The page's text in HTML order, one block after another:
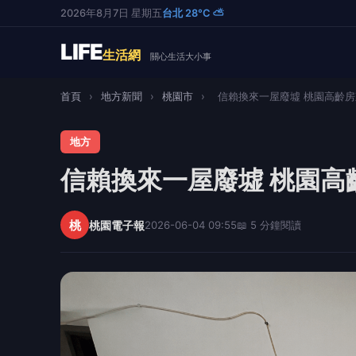
2026年8月7日 星期五台北 28°C ⛅
LIFE生活網 關心生活大小事
首頁 › 地方新聞 › 桃園市 › 信賴換來一屋廢墟 桃園高齡
地方
信賴換來一屋廢墟 桃園
桃 桃園電子報2026-06-04 09:55📖 5 分鐘閱讀